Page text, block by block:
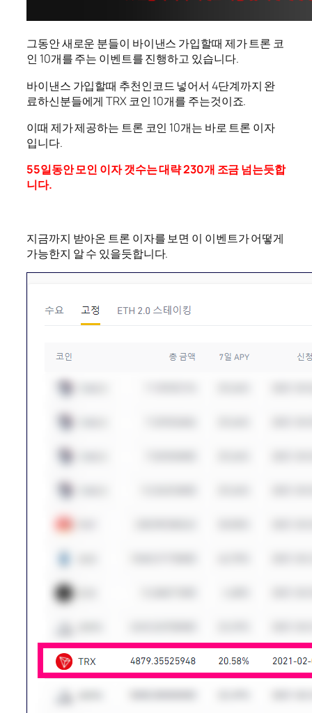
그동안 새로운 분들이 바이낸스 가입할때 제가 트론 코
인 10개를 주는 이벤트를 진행하고 있습니다.
바이낸스 가입할때 추천인코드 넣어서 4단계까지 완
료하신분들에게 TRX 코인 10개를 주는것이죠.
이때 제가 제공하는 트론 코인 10개는 바로 트론 이자
입니다.
55일동안 모인 이자 갯수는 대략 230개 조금 넘는듯합
니다.
지금까지 받아온 트론 이자를 보면 이 이벤트가 어떻게
가능한지 알 수 있을듯합니다.